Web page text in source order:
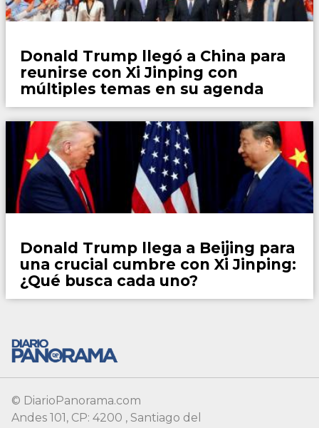
Donald Trump llegó a China para
reunirse con Xi Jinping con
múltiples temas en su agenda
Donald Trump llega a Beijing para
una crucial cumbre con Xi Jinping:
¿Qué busca cada uno?
© DiarioPanorama.com
Andes 101, CP: 4200 , Santiago del